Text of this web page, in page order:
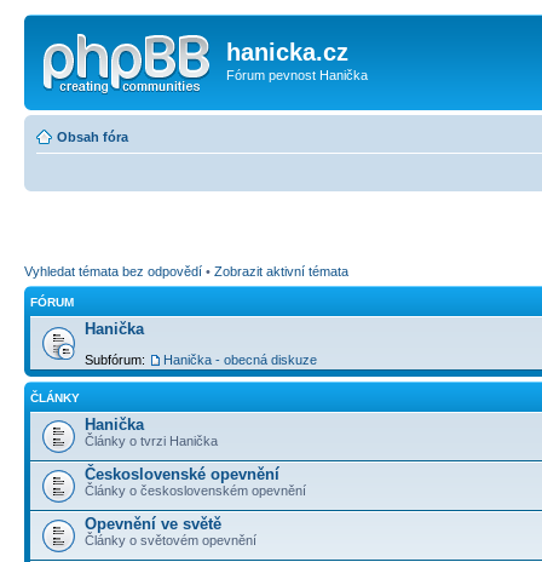
hanicka.cz
Fórum pevnost Hanička
Obsah fóra
Vyhledat témata bez odpovědí • Zobrazit aktivní témata
FÓRUM
Hanička
Subfórum: Hanička - obecná diskuze
ČLÁNKY
Hanička
Články o tvrzi Hanička
Československé opevnění
Články o československém opevnění
Opevnění ve světě
Články o světovém opevnění